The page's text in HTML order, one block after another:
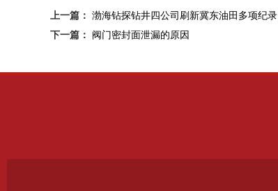
上一篇： 渤海钻探钻井四公司刷新冀东油田多项纪录
下一篇： 阀门密封面泄漏的原因